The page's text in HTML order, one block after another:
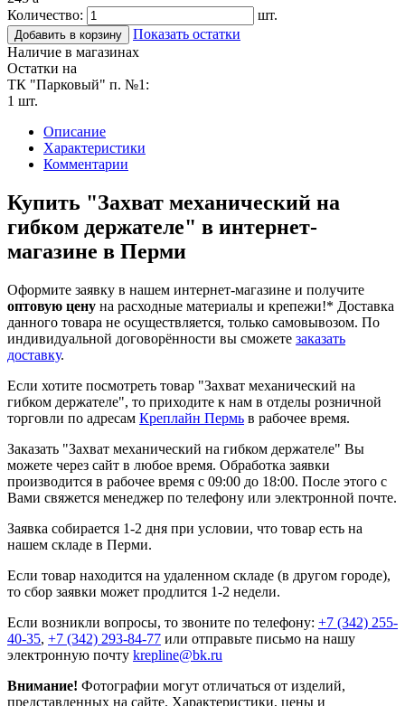
Количество:
шт.
Добавить в корзину
Показать остатки
Наличие в магазинах
Остатки на
ТК "Парковый" п. №1:
1 шт.
Описание
Характеристики
Комментарии
Купить "Захват механический на
гибком держателе" в интернет-
магазине в Перми
Оформите заявку в нашем интернет-магазине и получите
оптовую цену на расходные материалы и крепежи!* Доставка
данного товара не осуществляется, только самовывозом. По
индивидуальной договорённости вы сможете заказать
доставку.
Если хотите посмотреть товар "Захват механический на
гибком держателе", то приходите к нам в отделы розничной
торговли по адресам Креплайн Пермь в рабочее время.
Заказать "Захват механический на гибком держателе" Вы
можете через сайт в любое время. Обработка заявки
производится в рабочее время с 09:00 до 18:00. После этого с
Вами свяжется менеджер по телефону или электронной почте.
Заявка собирается 1-2 дня при условии, что товар есть на
нашем складе в Перми.
Если товар находится на удаленном складе (в другом городе),
то сбор заявки может продлится 1-2 недели.
Если возникли вопросы, то звоните по телефону: +7 (342) 255-
40-35, +7 (342) 293-84-77 или отправьте письмо на нашу
электронную почту krepline@bk.ru
Внимание! Фотографии могут отличаться от изделий,
представленных на сайте. Характеристики, цены и